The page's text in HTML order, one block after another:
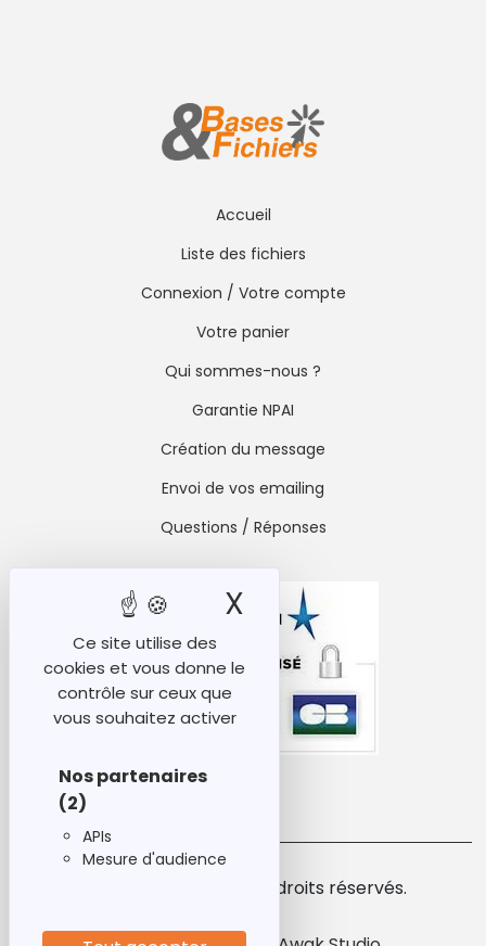
Accueil
Liste des fichiers
Connexion / Votre compte
Votre panier
Qui sommes-nous ?
Garantie NPAI
Création du message
Envoi de vos emailing
Questions / Réponses
© 2026 Ideabase. Tous droits réservés.
Ce site utilise des
cookies et vous donne le
contrôle sur ceux que
vous souhaitez activer
Nos partenaires
(2)
APIs
Mesure d'audience
X Masquer le